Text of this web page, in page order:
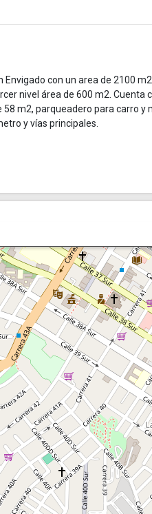
con un area de 2100
nivel área de 600 m2.
58 m2, parqueadero para carro
y vías principales.